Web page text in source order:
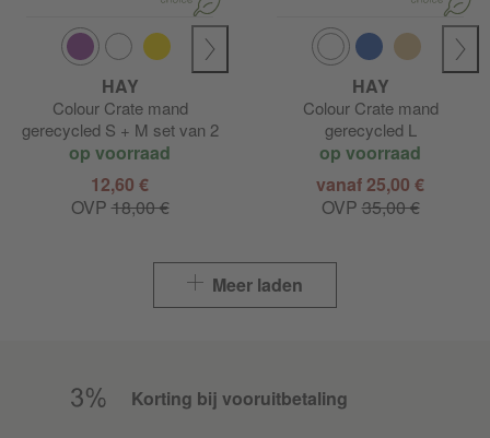
HAY
Colour Crate mand
gerecycled S + M set van 2
op voorraad
12,60 €
OVP18,00 €
HAY
Colour Crate mand
gerecycled L
op voorraad
vanaf 25,00 €
OVP35,00 €
Meer laden
Korting bij vooruitbetaling